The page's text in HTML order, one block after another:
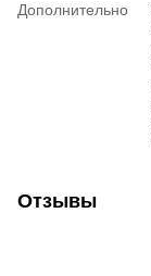
Дополнительно
Отзывы